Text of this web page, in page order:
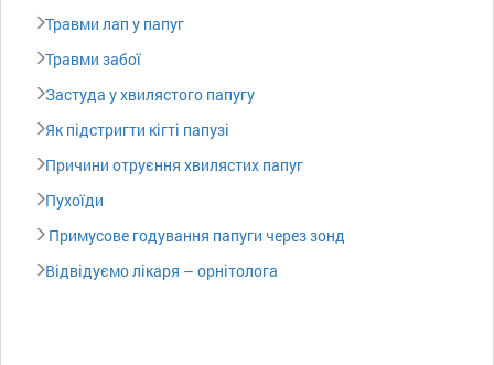
Травми лап у папуг
Травми забої
Застуда у хвилястого папугу
Як підстригти кігті папузі
Причини отруєння хвилястих папуг
Пухоїди
Примусове годування папуги через зонд
Відвідуємо лікаря – орнітолога